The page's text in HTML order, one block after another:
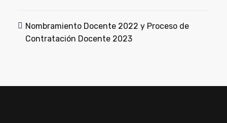
Nombramiento Docente 2022 y Proceso de
Contratación Docente 2023